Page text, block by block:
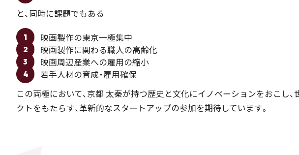
と、同時に課題でもある
1 映画製作の東京一極集中
2 映画製作に関わる職人の高齢化
3 映画周辺産業への雇用の縮小
4
若手人材の育成・雇用確保
この両極において、京都 太秦が持つ歴史と文化にイノベーションをおこし、
クトをもたらす、革新的なスタートアップの参加を期待しています。